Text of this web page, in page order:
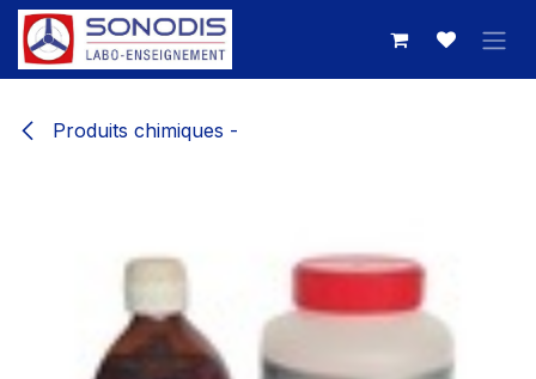
Se rendre au contenu
Produits chimiques -